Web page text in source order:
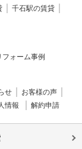
千石駅の賃貸
フォーム事例
せ
お客様の声
情報 解約申請